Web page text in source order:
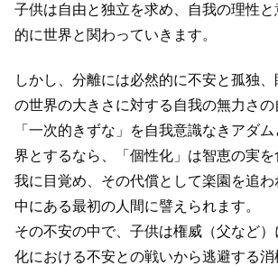
子供は自由と独立を求め、自我の理性
的に世界と関わっていきます。
しかし、分離には必然的に不安と孤独
の世界の大きさに対する自我の無力さの
「一次的きずな」を自我意識なきアダ
界とするなら、「個性化」は智恵の実
我に目覚め、その代償として楽園を追
中にある最初の人間に譬えられます。
その不安の中で、子供は権威（父など
化における不安との戦いから逃避する